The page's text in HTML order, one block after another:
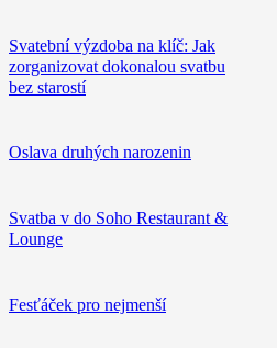
Svatební výzdoba na klíč: Jak
zorganizovat dokonalou svatbu
bez starostí
Oslava druhých narozenin
Svatba v do Soho Restaurant &
Lounge
Fesťáček pro nejmenší